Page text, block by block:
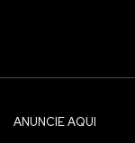
ANUNCIE AQUI